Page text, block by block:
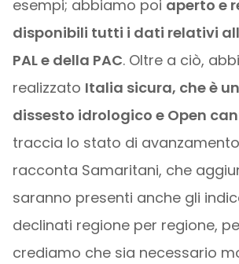
esempi; abbiamo poi aperto e
disponibili tutti i dati relativi
PAL e della PAC. Oltre a ciò,
realizzato Italia sicura, che è
dissesto idrologico e Open
traccia lo stato di
racconta Samaritani, che
saranno presenti anche gli
declinati regione per regione,
crediamo che sia necessario